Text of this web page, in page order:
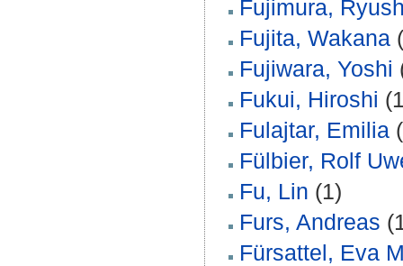
Fujimura,
Fujita, Wakana
Fujiwara, Yoshi
Fukui, Hiroshi
Fulajtar, Emilia
Fülbier, Rolf
Fu, Lin (1)
Furs, Andreas
Fürsattel, Eva